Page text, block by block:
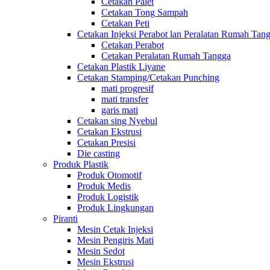
Cetakan Tong Sampah
Cetakan Peti
Cetakan Injeksi Perabot lan Peralatan Rumah
Cetakan Perabot
Cetakan Peralatan Rumah Tangga
Cetakan Plastik Liyane
Cetakan Stamping/Cetakan Punching
mati progresif
mati transfer
garis mati
Cetakan sing Nyebul
Cetakan Ekstrusi
Cetakan Presisi
Die casting
Produk Plastik
Produk Otomotif
Produk Medis
Produk Logistik
Produk Lingkungan
Piranti
Mesin Cetak Injeksi
Mesin Pengiris Mati
Mesin Sedot
Mesin Ekstrusi